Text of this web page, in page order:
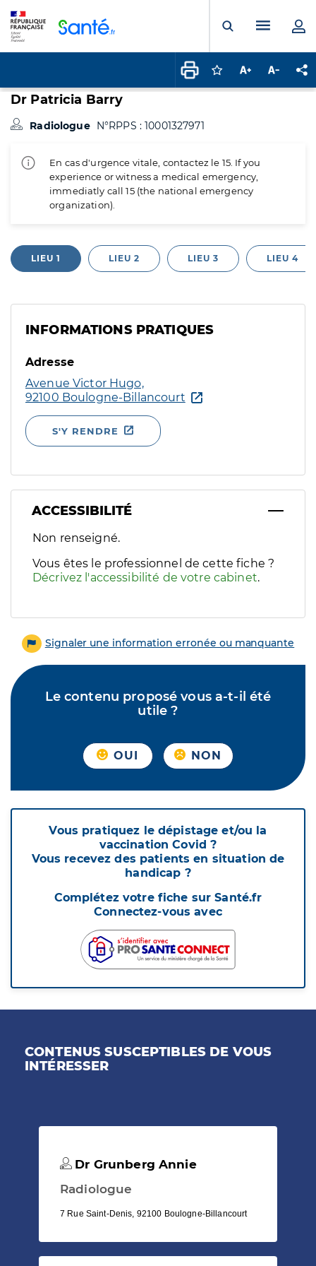
Ouvrir laMenu
Connectez-vous
Augmenter la
Dr Patricia Barry
Radiologue N°RPPS : 10001327971
En cas d'urgence vitale, contactez le 15. If you
experience or witness a medical emergency,
immediatly call 15 (the national emergency
organization).
LIEU 1 LIEU 2 LIEU 3 LIEU 4
INFORMATIONS PRATIQUES
Adresse
Avenue Victor Hugo,
92100 Boulogne-Billancourt
S'Y RENDRE
ACCESSIBILITÉ
Filtres
Sélectionnez un ou plusieurs handicaps/besoins
Non renseigné.
Vous êtes le professionnel de cette fiche ?
Décrivez l'accessibilité de votre cabinet.
Signaler une information erronée ou manquante
Le contenu proposé vous a-t-il été
utile ?
OUI NON
Vous pratiquez le dépistage et/ou la
vaccination Covid ?
Vous recevez des patients en situation de
handicap ?
Complétez votre fiche sur Santé.fr
Connectez-vous avec
CONTENUS SUSCEPTIBLES DE VOUS
INTÉRESSER
Dr Grunberg Annie
Radiologue
7 Rue Saint-Denis, 92100 Boulogne-Billancourt